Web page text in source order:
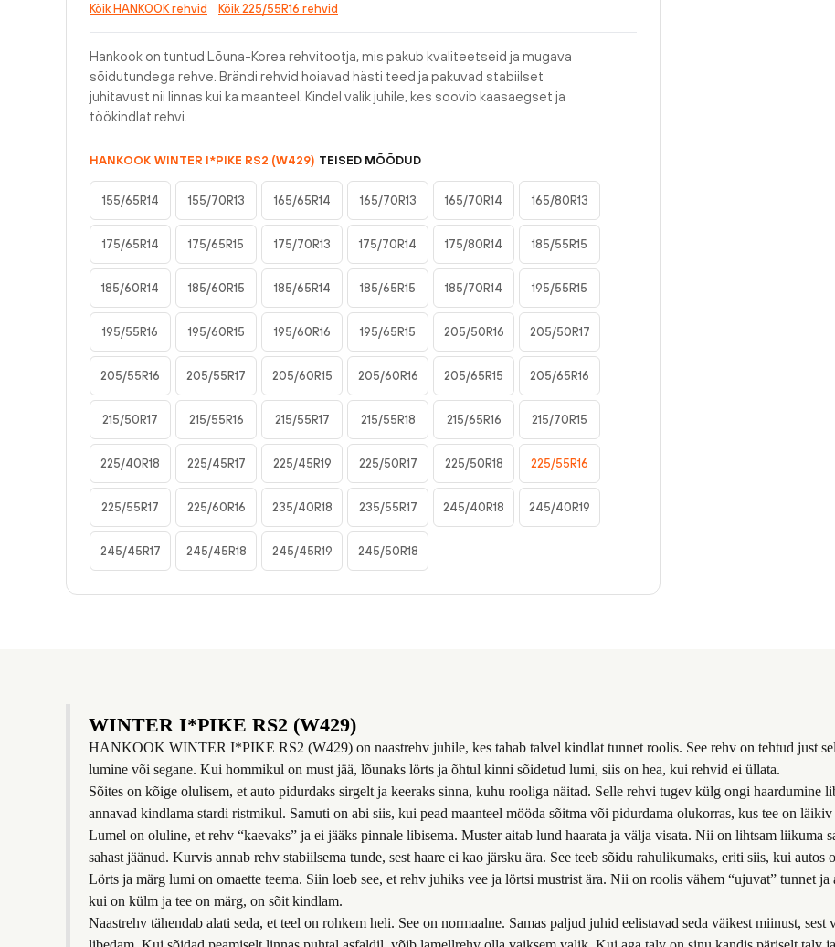
Kõik HANKOOK rehvid
Kõik 225/55R16 rehvid
Hankook on tuntud Lõuna-Korea rehvitootja, mis pakub kvaliteetseid ja mugava
sõidutundega rehve. Brändi rehvid hoiavad hästi teed ja pakuvad stabiilset
juhitavust nii linnas kui ka maanteel. Kindel valik juhile, kes soovib kaasaegset ja
töökindlat rehvi.
HANKOOK WINTER I*PIKE RS2 (W429) TEISED MÕÕDUD
155/65R14 155/70R13 165/65R14 165/70R13 165/70R14 165/80R13
175/65R14 175/65R15 175/70R13 175/70R14 175/80R14 185/55R15
185/60R14 185/60R15 185/65R14 185/65R15 185/70R14 195/55R15
195/55R16 195/60R15 195/60R16 195/65R15 205/50R16 205/50R17
205/55R16 205/55R17 205/60R15 205/60R16 205/65R15 205/65R16
215/50R17 215/55R16 215/55R17 215/55R18 215/65R16 215/70R15
225/40R18 225/45R17 225/45R19 225/50R17 225/50R18 225/55R16
225/55R17 225/60R16 235/40R18 235/55R17 245/40R18 245/40R19
245/45R17 245/45R18 245/45R19 245/50R18
WINTER I*PIKE RS2 (W429)
HANKOOK WINTER I*PIKE RS2 (W429) on naastrehv juhile, kes tahab talvel kindlat tunnet roolis. See rehv on tehtud just
lumine või segane. Kui hommikul on must jää, lõunaks lörts ja õhtul kinni sõidetud lumi, siis on hea, kui rehvid ei üllata.
Sõites on kõige olulisem, et auto pidurdaks sirgelt ja keeraks sinna, kuhu rooliga näitad. Selle rehvi tugev külg ongi haardumine
annavad kindlama stardi ristmikul. Samuti on abi siis, kui pead maanteel mööda sõitma või pidurdama olukorras, kus tee on
Lumel on oluline, et rehv “kaevaks” ja ei jääks pinnale libisema. Muster aitab lund haarata ja välja visata. Nii on lihtsam liikuma
sahast jäänud. Kurvis annab rehv stabiilsema tunde, sest haare ei kao järsku ära. See teeb sõidu rahulikumaks, eriti siis, kui autos
Lörts ja märg lumi on omaette teema. Siin loeb see, et rehv juhiks vee ja lörtsi mustrist ära. Nii on roolis vähem “ujuvat” tunnet
kui on külm ja tee on märg, on sõit kindlam.
Naastrehv tähendab alati seda, et teel on rohkem heli. See on normaalne. Samas paljud juhid eelistavad seda väikest miinust, sest